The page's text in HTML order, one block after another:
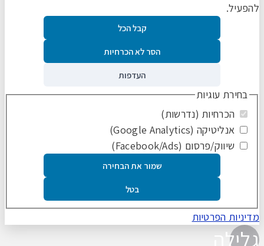
להפעיל.
קבל הכל
הסר לא הכרחיות
העדפות
בחירת עוגיות
הכרחיות (נדרשות)
אנליטיקה (Google Analytics)
שיווק/פרסום (Facebook/Ads)
שמור את הבחירה
בטל
מדיניות הפרטיות
גלילה